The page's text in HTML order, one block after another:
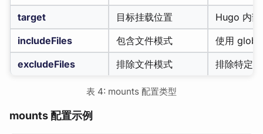
target
目标挂载位置
Hugo 内
includeFiles
包含文件模式
使用 glob
excludeFiles
排除文件模式 排除特定
表 4: mounts 配置类型
mounts 配置示例